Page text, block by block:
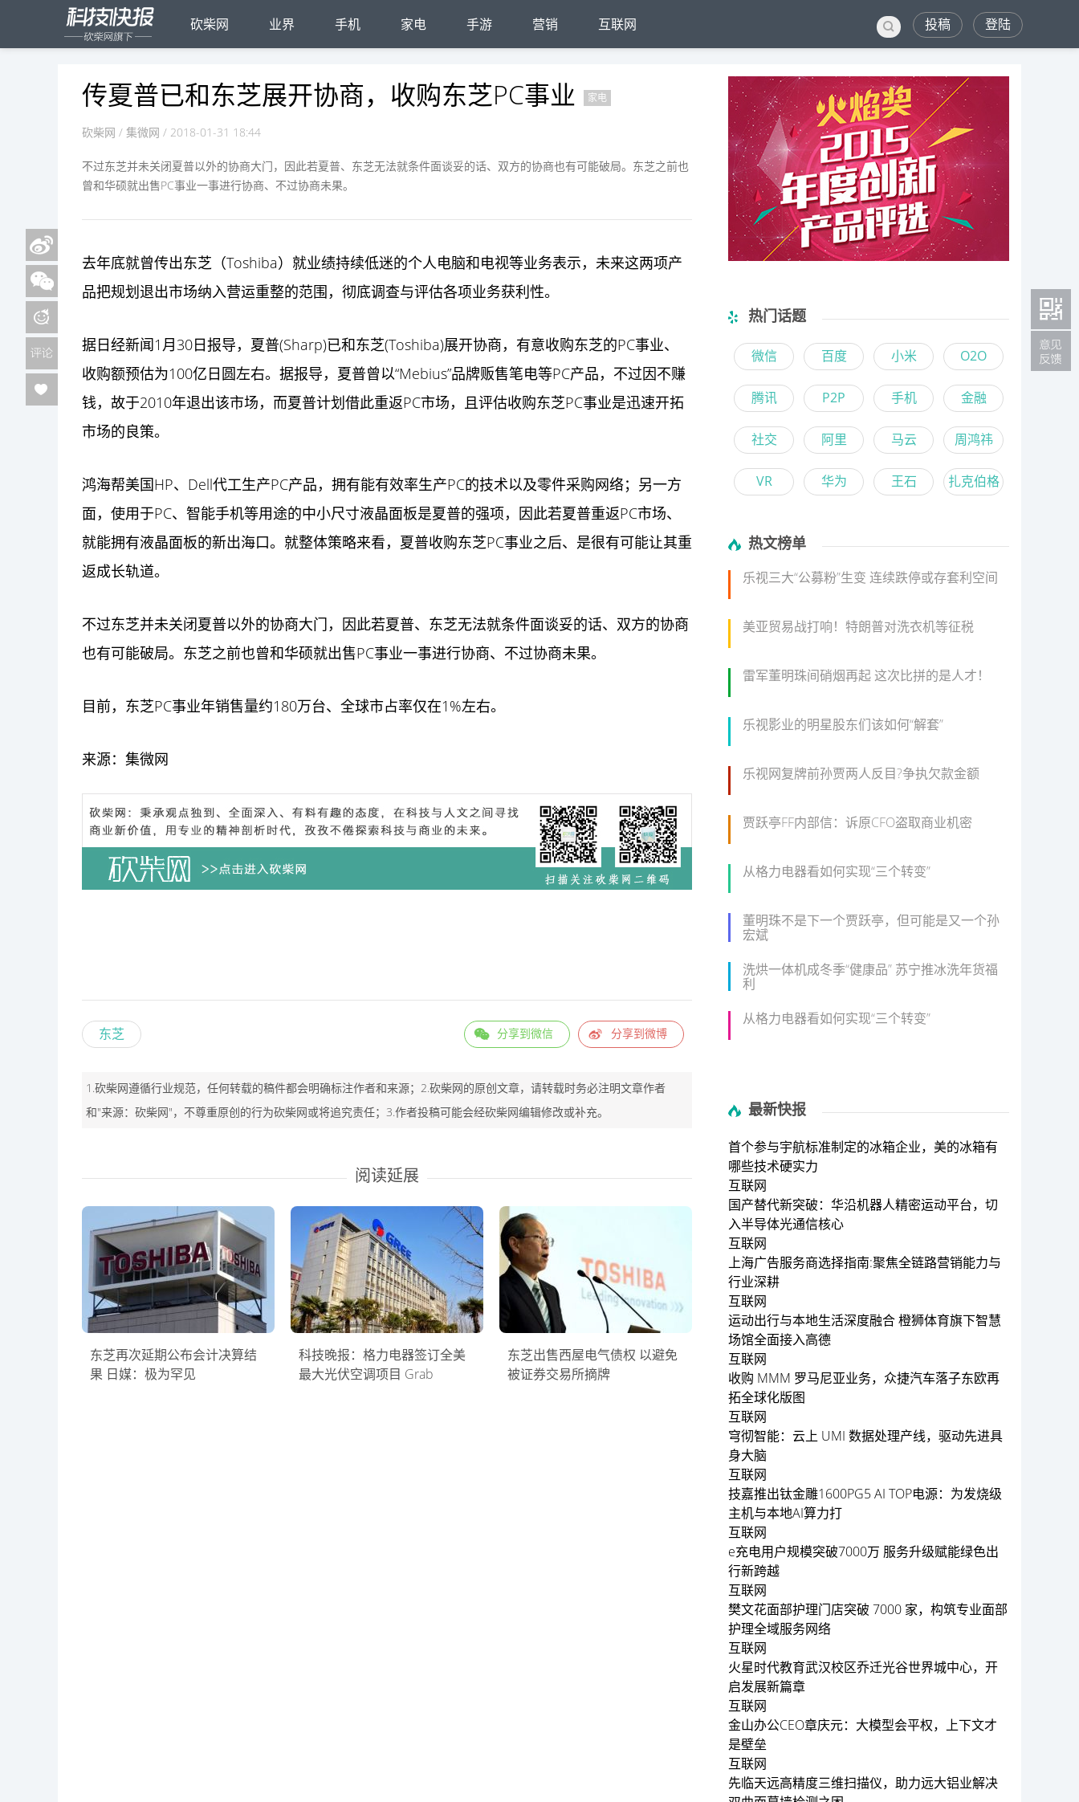
砍柴网 业界 手机 家电 手游 营销 互联网 登陆
投稿
传夏普已和东芝展开协商，收购东芝PC事业 家电
砍柴网 / 集微网 / 2018-01-31 18:44
不过东芝并未关闭夏普以外的协商大门，因此若夏普、东芝无法就条件面谈妥的话、双方的协商也有可能破局。东芝之前也
曾和华硕就出售PC事业一事进行协商、不过协商未果。
去年底就曾传出东芝（Toshiba）就业绩持续低迷的个人电脑和电视等业务表示，未来这两项产
品把规划退出市场纳入营运重整的范围，彻底调查与评估各项业务获利性。
据日经新闻1月30日报导，夏普(Sharp)已和东芝(Toshiba)展开协商，有意收购东芝的PC事业、
收购额预估为100亿日圆左右。据报导，夏普曾以“Mebius”品牌贩售笔电等PC产品，不过因不赚
钱，故于2010年退出该市场，而夏普计划借此重返PC市场，且评估收购东芝PC事业是迅速开拓
市场的良策。
鸿海帮美国HP、Dell代工生产PC产品，拥有能有效率生产PC的技术以及零件采购网络；另一方
面，使用于PC、智能手机等用途的中小尺寸液晶面板是夏普的强项，因此若夏普重返PC市场、
就能拥有液晶面板的新出海口。就整体策略来看，夏普收购东芝PC事业之后、是很有可能让其重
返成长轨道。
不过东芝并未关闭夏普以外的协商大门，因此若夏普、东芝无法就条件面谈妥的话、双方的协商
也有可能破局。东芝之前也曾和华硕就出售PC事业一事进行协商、不过协商未果。
目前，东芝PC事业年销售量约180万台、全球市占率仅在1%左右。
来源：集微网
东芝 分享到微博
分享到微信
1.砍柴网遵循行业规范，任何转载的稿件都会明确标注作者和来源；2.砍柴网的原创文章，请转载时务必注明文章作者
和"来源：砍柴网"，不尊重原创的行为砍柴网或将追究责任；3.作者投稿可能会经砍柴网编辑修改或补充。
阅读延展
东芝再次延期公布会计决算结
果 日媒：极为罕见
科技晚报：格力电器签订全美
最大光伏空调项目 Grab
东芝出售西屋电气债权 以避免
被证券交易所摘牌
热门话题
微信 百度 小米 O2O
腾讯 P2P 手机 金融
社交 阿里 马云 周鸿祎
VR 华为 王石 扎克伯格
热文榜单
乐视三大“公募粉”生变 连续跌停或存套利空间
美亚贸易战打响！特朗普对洗衣机等征税
雷军董明珠间硝烟再起 这次比拼的是人才！
乐视影业的明星股东们该如何“解套”
乐视网复牌前孙贾两人反目?争执欠款金额
贾跃亭FF内部信：诉原CFO盗取商业机密
从格力电器看如何实现“三个转变”
董明珠不是下一个贾跃亭，但可能是又一个孙
宏斌
洗烘一体机成冬季“健康品” 苏宁推冰洗年货福
利
从格力电器看如何实现“三个转变”
最新快报
首个参与宇航标准制定的冰箱企业，美的冰箱有
哪些技术硬实力
互联网
国产替代新突破：华沿机器人精密运动平台，切
入半导体光通信核心
互联网
上海广告服务商选择指南:聚焦全链路营销能力与
行业深耕
互联网
运动出行与本地生活深度融合 橙狮体育旗下智慧
场馆全面接入高德
互联网
收购 MMM 罗马尼亚业务，众捷汽车落子东欧再
拓全球化版图
互联网
穹彻智能：云上 UMI 数据处理产线，驱动先进具
身大脑
互联网
技嘉推出钛金雕1600PG5 AI TOP电源：为发烧级
主机与本地AI算力打
互联网
e充电用户规模突破7000万 服务升级赋能绿色出
行新跨越
互联网
樊文花面部护理门店突破 7000 家，构筑专业面部
护理全域服务网络
互联网
火星时代教育武汉校区乔迁光谷世界城中心，开
启发展新篇章
互联网
金山办公CEO章庆元：大模型会平权，上下文才
是壁垒
互联网
先临天远高精度三维扫描仪，助力远大铝业解决